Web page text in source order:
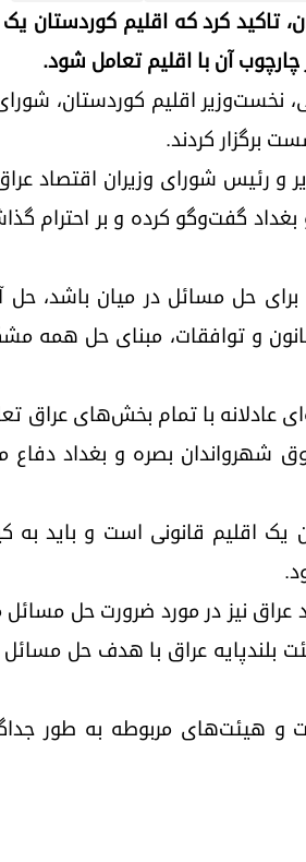
کوردستان، تاکید کرد که اقلیم
آن با اقلیم تعامل شود.
بارزانی، نخست‌وزیر اقلیم کوردستان،
برگزار کردند.
رئیس شورای وزیران اقتصاد
گفت‌وگو کرده و بر احترام
حل مسائل در میان باشد، حل
و توافقات، مبنای حل همه
عادلانه با تمام بخش‌های عراق
شهرواندان بصره و بغداد دفاع
اقلیم قانونی است و باید به
نیز در مورد ضرورت حل مسائل
عراق با هدف حل
هیئت‌های مربوطه به طور